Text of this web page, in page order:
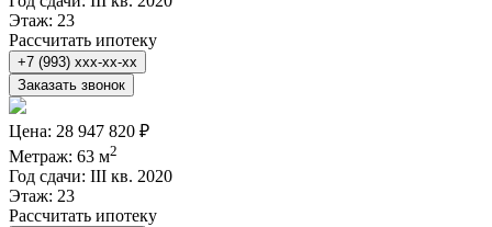
Этаж: 23
Рассчитать ипотеку
+7 (993) xxx-xx-xx
Заказать звонок
Цена: 28 947 820 ₽
Метраж: 63 м2
Год сдачи: III кв. 2020
Этаж: 23
Рассчитать ипотеку